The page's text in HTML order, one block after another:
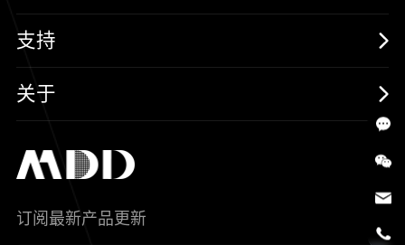
三极管
SiC
IC
汽车电子
新能源
智能家居
新兴行业
可靠性实验室
质量与环境
其他信息(PCN)
支持
样品与支持
关于
订阅最新产品更新